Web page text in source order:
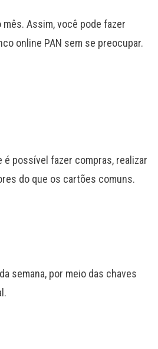
Assim, você pode fazer
online PAN sem se preocupar.
é possível fazer compras, realizar
do que os cartões comuns.
semana, por meio das chaves